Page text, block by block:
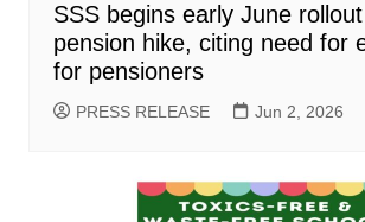
SSS begins early June
pension hike, citing need for
for pensioners
PRESS RELEASE Jun 2, 2026